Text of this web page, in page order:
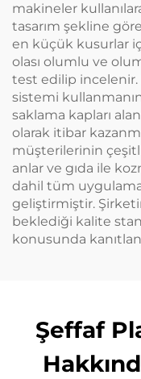
makineler
tasarım şekline
en küçük kusurlar
olası olumlu ve
test edilip
sistemi
saklama kapları
olarak itibar
müşterilerinin
anlar ve gıda ile
dahil tüm
geliştirmiştir.
beklediği kalite
konusunda
Şeffaf